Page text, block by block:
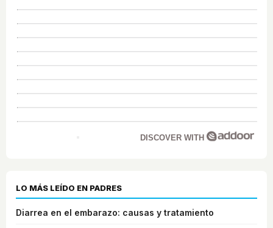
DISCOVER WITH
LO MÁS LEÍDO EN PADRES
Diarrea en el embarazo: causas y tratamiento